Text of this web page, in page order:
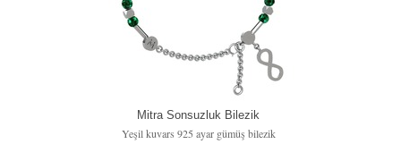
Mitra Sonsuzluk Bilezik
Yeşil kuvars 925 ayar gümüş bilezik